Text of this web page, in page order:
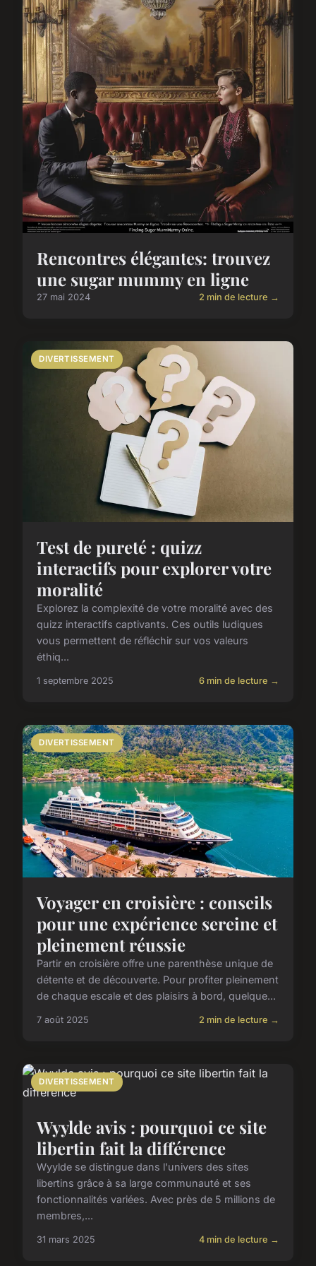
Rencontres élégantes: trouvez
une sugar mummy en ligne
27 mai 2024 2 min de lecture →
DIVERTISSEMENT
Test de pureté : quizz
interactifs pour explorer votre
moralité
Explorez la complexité de votre moralité avec des
quizz interactifs captivants. Ces outils ludiques
vous permettent de réfléchir sur vos valeurs
éthiq...
1 septembre 2025 6 min de lecture →
DIVERTISSEMENT
Voyager en croisière : conseils
pour une expérience sereine et
pleinement réussie
Partir en croisière offre une parenthèse unique de
détente et de découverte. Pour profiter pleinement
de chaque escale et des plaisirs à bord, quelque...
7 août 2025 2 min de lecture →
DIVERTISSEMENT
Wyylde avis : pourquoi ce site
libertin fait la différence
Wyylde se distingue dans l'univers des sites
libertins grâce à sa large communauté et ses
fonctionnalités variées. Avec près de 5 millions de
membres,...
31 mars 2025 4 min de lecture →